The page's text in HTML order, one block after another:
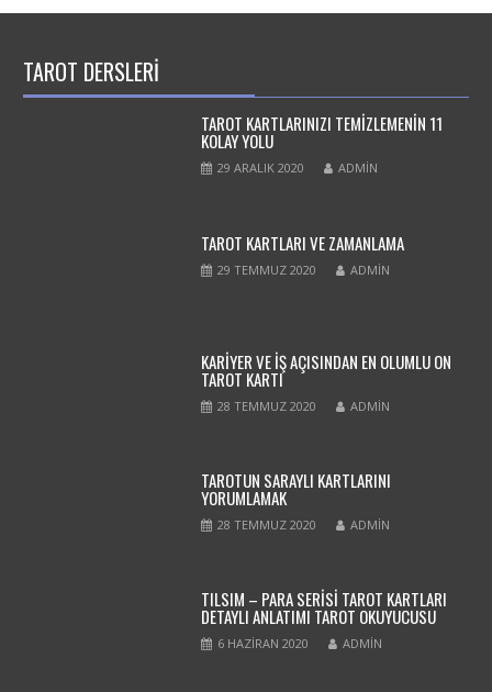
TAROT DERSLERİ
TAROT KARTLARINIZI TEMIZLEMENIN 11
KOLAY YOLU
29 ARALIK 2020 ADMIN
TAROT KARTLARI VE ZAMANLAMA
29 TEMMUZ 2020 ADMIN
KARİYER VE İŞ AÇISINDAN EN OLUMLU ON
TAROT KARTI
28 TEMMUZ 2020 ADMIN
TAROTUN SARAYLI KARTLARINI
YORUMLAMAK
28 TEMMUZ 2020 ADMIN
TILSIM – PARA SERİSİ TAROT KARTLARI
DETAYLI ANLATIMI TAROT OKUYUCUSU
6 HAZIRAN 2020 ADMIN